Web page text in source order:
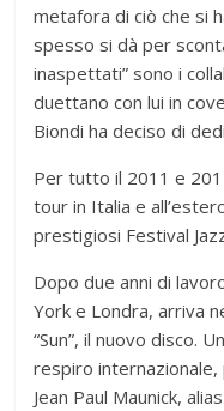
metafora di ciò che si
spesso si dà per
inaspettati” sono i
duettano con lui in
Biondi ha deciso di
Per tutto il 2011 e
tour in Italia e
prestigiosi Festival
Dopo due anni di
York e Londra, arriva
“Sun”, il nuovo disco.
respiro
Jean Paul Maunick,